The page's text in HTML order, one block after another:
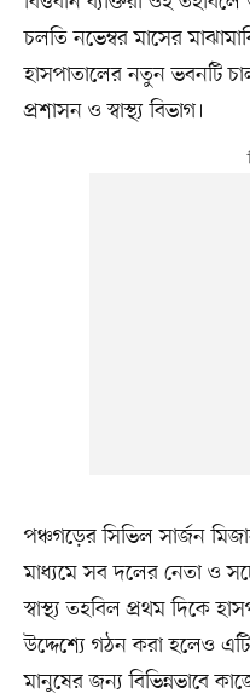
চলতি নভেম্বর মাসের
হাসপাতালের নতুন ভবনটি
প্রশাসন ও স্বাস্থ্য বিভাগ।
পঞ্চগড়ের সিভিল সার্জন
মাধ্যমে সব দলের নেতা ও
স্বাস্থ্য তহবিল প্রথম দিকে
উদ্দেশ্যে গঠন করা হলেও এটি
মানুষের জন্য বিভিন্নভাবে